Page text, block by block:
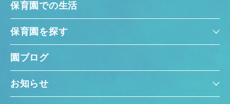
保育園での生活
保育園を探す
園ブログ
お知らせ